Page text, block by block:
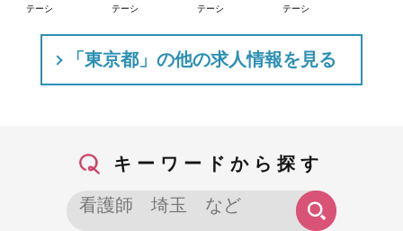
テーシ
テーシ
テーシ
テーシ
「東京都」の他の求人情報を見る
キーワードから探す